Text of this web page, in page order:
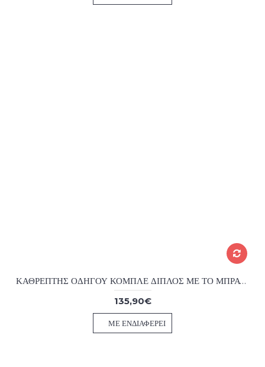
ΚΑΘΡΕΠΤΗΣ ΟΔΗΓΟΥ ΚΟΜΠΛΕ ΔΙΠΛΟΣ ΜΕ ΤΟ ΜΠΡΑΤΣΟ SCANIA-ΣΕΙΡΑ 4 1996 -2004 ΣΕΙΡΑ R/T/P 2004
135,90€
ΜΕ ΕΝΔΙΑΦΈΡΕΙ